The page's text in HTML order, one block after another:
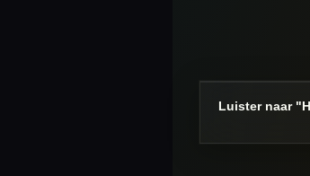
Luister naar